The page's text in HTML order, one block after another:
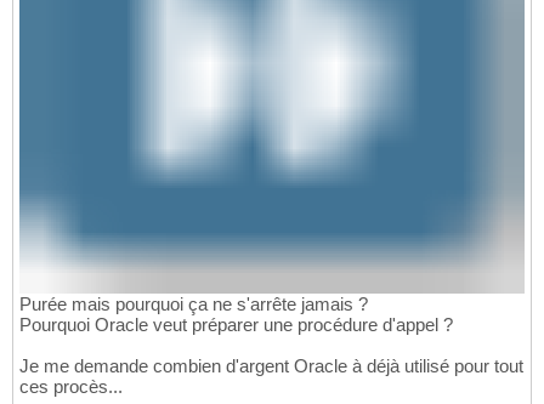
Purée mais pourquoi ça ne s'arrête jamais ?
Pourquoi Oracle veut préparer une procédure d'appel ?
Je me demande combien d'argent Oracle à déjà utilisé pour tout
ces procès...